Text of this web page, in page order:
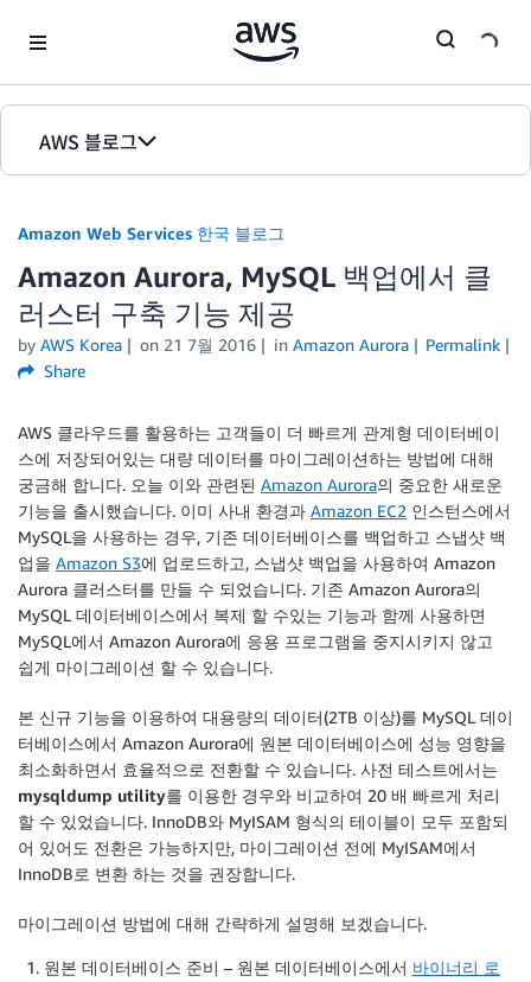
AWS 블로그
홈
에디션
Amazon Web Services 한국 블로그
Amazon Aurora, MySQL 백업에서 클
러스터 구축 기능 제공
by AWS Korea on 21 7월 2016 in Amazon Aurora
Permalink
Share
AWS 클라우드를 활용하는 고객들이 더 빠르게 관계형 데이터베이
스에 저장되어있는 대량 데이터를 마이그레이션하는 방법에 대해
궁금해 합니다. 오늘 이와 관련된 Amazon Aurora의 중요한 새로운
기능을 출시했습니다. 이미 사내 환경과 Amazon EC2 인스턴스에서
MySQL을 사용하는 경우, 기존 데이터베이스를 백업하고 스냅샷 백
업을 Amazon S3에 업로드하고, 스냅샷 백업을 사용하여 Amazon
Aurora 클러스터를 만들 수 되었습니다. 기존 Amazon Aurora의
MySQL 데이터베이스에서 복제 할 수있는 기능과 함께 사용하면
MySQL에서 Amazon Aurora에 응용 프로그램을 중지시키지 않고
쉽게 마이그레이션 할 수 있습니다.
본 신규 기능을 이용하여 대용량의 데이터(2TB 이상)를 MySQL 데이
터베이스에서 Amazon Aurora에 원본 데이터베이스에 성능 영향을
최소화하면서 효율적으로 전환할 수 있습니다. 사전 테스트에서는
mysqldump utility를 이용한 경우와 비교하여 20 배 빠르게 처리
할 수 있었습니다. InnoDB와 MyISAM 형식의 테이블이 모두 포함되
어 있어도 전환은 가능하지만, 마이그레이션 전에 MyISAM에서
InnoDB로 변환 하는 것을 권장합니다.
마이그레이션 방법에 대해 간략하게 설명해 보겠습니다.
원본 데이터베이스 준비 – 원본 데이터베이스에서 바이너리 로